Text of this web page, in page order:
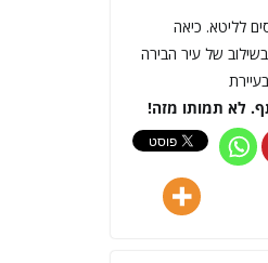
לליטא. כיאה
של עיר הבירה
לא תמותו מזה!